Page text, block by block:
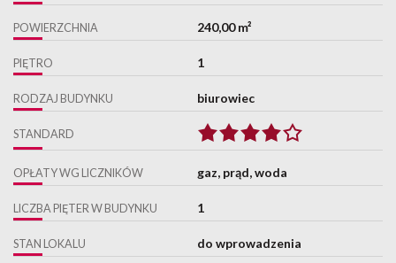
POWIERZCHNIA 240,00 m²
PIĘTRO 1
RODZAJ BUDYNKU biurowiec
STANDARD
OPŁATY WG LICZNIKÓW gaz, prąd, woda
LICZBA PIĘTER W BUDYNKU 1
STAN LOKALU do wprowadzenia